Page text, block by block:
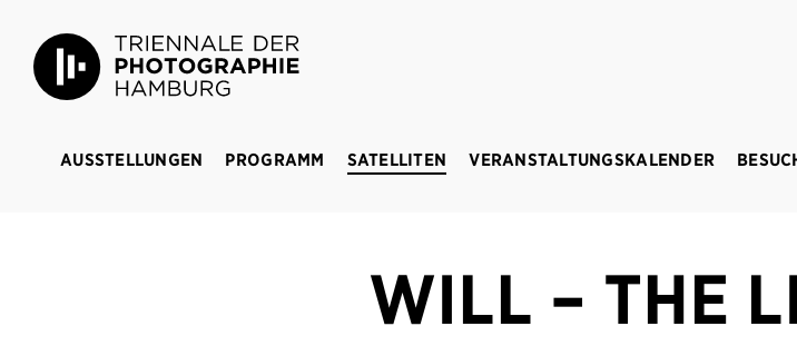
Triennale der Photographie Hamburg
AUSSTELLUNGEN PROGRAMM SATELLITEN VERANSTALTUNGSKALENDER
WILL – THE